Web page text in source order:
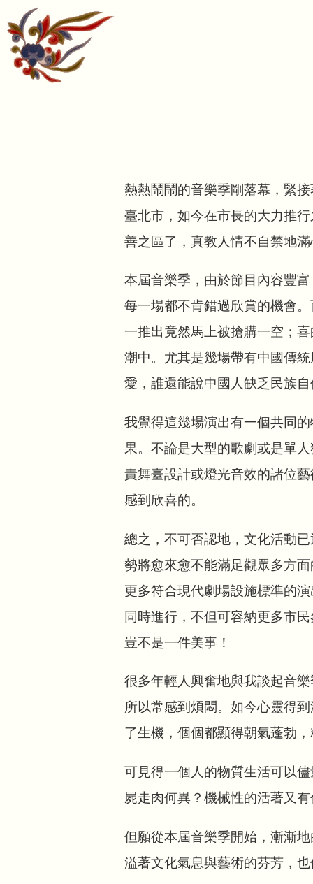
熱熱鬧鬧的音樂季剛落幕，緊
臺北市，如今在市長的大力推
善之區了，真教人情不自禁地
本屆音樂季，由於節目內容豐
每一場都不肯錯過欣賞的機會
一推出竟然馬上被搶購一空；
潮中。尤其是幾場帶有中國傳
愛，誰還能說中國人缺乏民族
我覺得這幾場演出有一個共同
果。不論是大型的歌劇或是單
責舞臺設計或燈光音效的諸位
感到欣喜的。
總之，不可否認地，文化活動
勢將愈來愈不能滿足觀眾多方
更多符合現代劇場設施標準的
同時進行，不但可容納更多市
豈不是一件美事！
很多年輕人興奮地與我談起音
所以常感到煩悶。如今心靈得
了生機，個個都顯得朝氣蓬勃
可見得一個人的物質生活可以
屍走肉何異？機械性的活著又
但願從本屆音樂季開始，漸漸
溢著文化氣息與藝術的芬芳，